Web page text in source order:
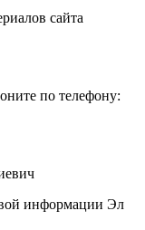
сайта
по телефону:
информации Эл